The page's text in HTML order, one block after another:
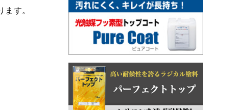
す。